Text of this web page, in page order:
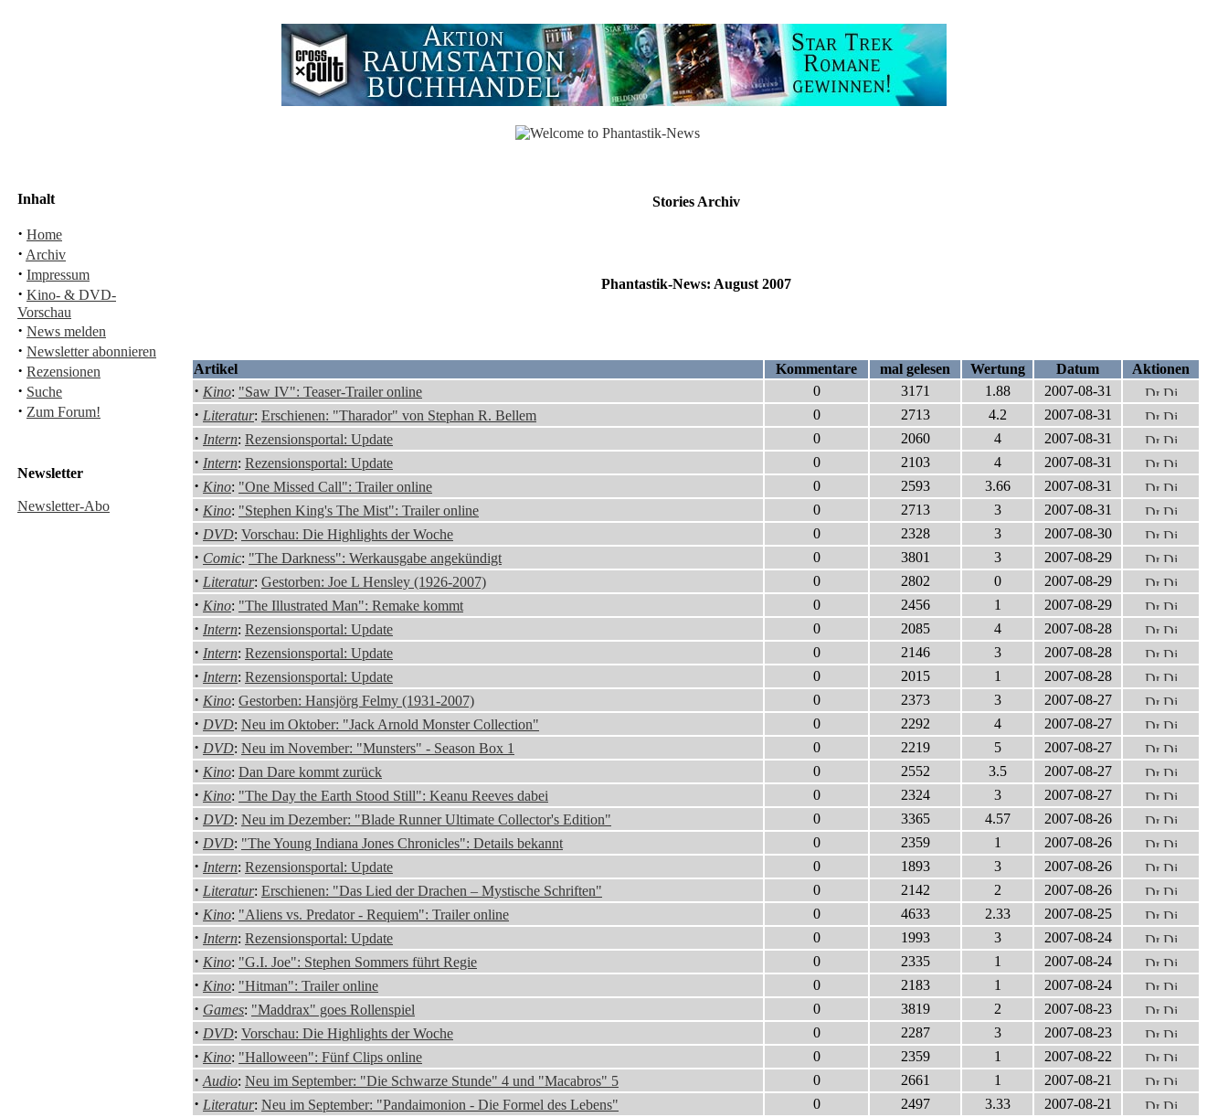
Inhalt
· Home
· Archiv
· Impressum
· Kino- & DVD-
Vorschau
· News melden
· Newsletter abonnieren
· Rezensionen
· Suche
· Zum Forum!
Newsletter
Newsletter-Abo
Stories Archiv
Phantastik-News: August 2007
Artikel Kommentare mal gelesen Wertung Datum Aktionen
· Kino: "Saw IV": Teaser-Trailer online 0 3171 1.88 2007-08-31
· Literatur: Erschienen: "Tharador" von Stephan R. Bellem 0 2713 4.2 2007-08-31
· Intern: Rezensionsportal: Update 0 2060 4 2007-08-31
· Intern: Rezensionsportal: Update 0 2103 4 2007-08-31
· Kino: "One Missed Call": Trailer online 0 2593 3.66 2007-08-31
· Kino: "Stephen King's The Mist": Trailer online 0 2713 3 2007-08-31
· DVD: Vorschau: Die Highlights der Woche 0 2328 3 2007-08-30
· Comic: "The Darkness": Werkausgabe angekündigt 0 3801 3 2007-08-29
· Literatur: Gestorben: Joe L Hensley (1926-2007) 0 2802 0 2007-08-29
· Kino: "The Illustrated Man": Remake kommt 0 2456 1 2007-08-29
· Intern: Rezensionsportal: Update 0 2085 4 2007-08-28
· Intern: Rezensionsportal: Update 0 2146 3 2007-08-28
· Intern: Rezensionsportal: Update 0 2015 1 2007-08-28
· Kino: Gestorben: Hansjörg Felmy (1931-2007) 0 2373 3 2007-08-27
· DVD: Neu im Oktober: "Jack Arnold Monster Collection" 0 2292 4 2007-08-27
· DVD: Neu im November: "Munsters" - Season Box 1 0 2219 5 2007-08-27
· Kino: Dan Dare kommt zurück 0 2552 3.5 2007-08-27
· Kino: "The Day the Earth Stood Still": Keanu Reeves dabei 0 2324 3 2007-08-27
· DVD: Neu im Dezember: "Blade Runner Ultimate Collector's Edition" 0 3365 4.57 2007-08-26
· DVD: "The Young Indiana Jones Chronicles": Details bekannt 0 2359 1 2007-08-26
· Intern: Rezensionsportal: Update 0 1893 3 2007-08-26
· Literatur: Erschienen: "Das Lied der Drachen – Mystische Schriften" 0 2142 2 2007-08-26
· Kino: "Aliens vs. Predator - Requiem": Trailer online 0 4633 2.33 2007-08-25
· Intern: Rezensionsportal: Update 0 1993 3 2007-08-24
· Kino: "G.I. Joe": Stephen Sommers führt Regie 0 2335 1 2007-08-24
· Kino: "Hitman": Trailer online 0 2183 1 2007-08-24
· Games: "Maddrax" goes Rollenspiel 0 3819 2 2007-08-23
· DVD: Vorschau: Die Highlights der Woche 0 2287 3 2007-08-23
· Kino: "Halloween": Fünf Clips online 0 2359 1 2007-08-22
· Audio: Neu im September: "Die Schwarze Stunde" 4 und "Macabros" 5 0 2661 1 2007-08-21
· Literatur: Neu im September: "Pandaimonion - Die Formel des Lebens" 0 2497 3.33 2007-08-21